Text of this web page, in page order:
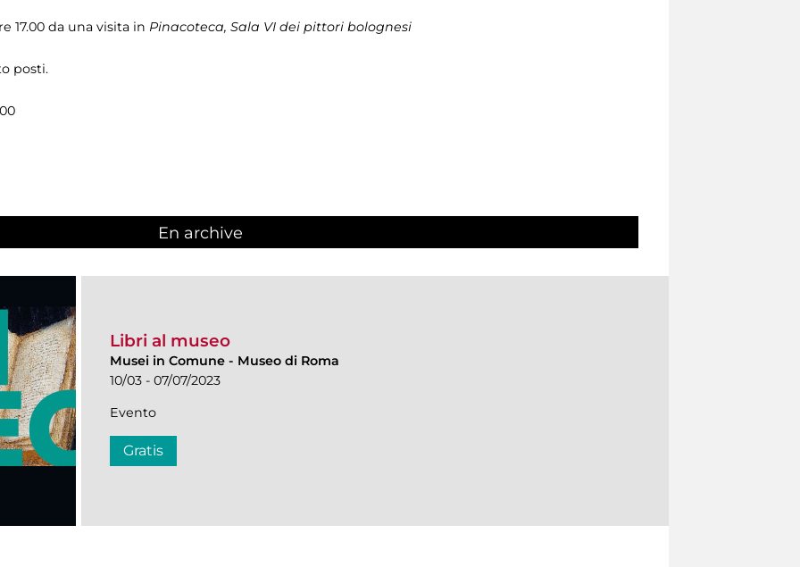
17.00 da una visita in Pinacoteca, Sala VI dei pittori bolognesi
posti.
En archive
Libri al museo
Musei in Comune - Museo di Roma
10/03 - 07/07/2023
Evento
Gratis